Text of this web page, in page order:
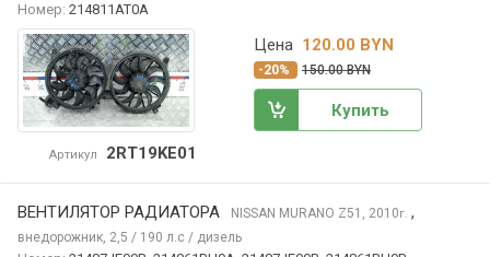
Номер: 214811AT0A
Артикул 2RT19KE01
Цена 120.00 BYN
-20% 150.00 BYN
Купить
ВЕНТИЛЯТОР РАДИАТОРА NISSAN MURANO Z51, 2010г. ,
внедорожник, 2,5 / 190 л.с / дизель